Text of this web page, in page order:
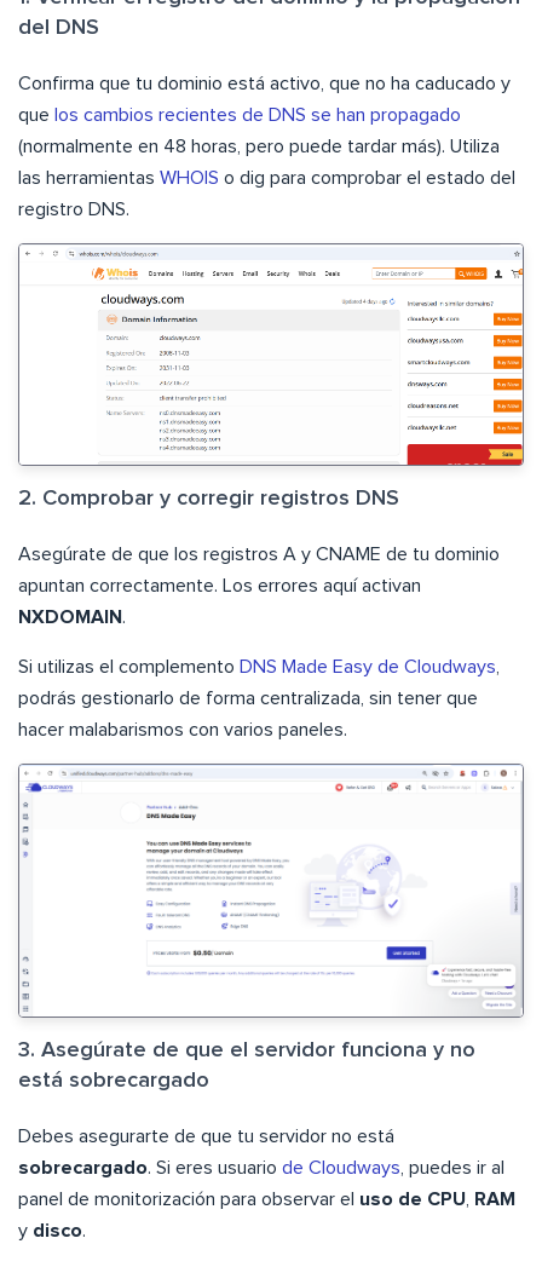
del DNS
Confirma que tu dominio está activo, que no ha caducado y
que los cambios recientes de DNS se han propagado
(normalmente en 48 horas, pero puede tardar más). Utiliza
las herramientas WHOIS o dig para comprobar el estado del
registro DNS.
2. Comprobar y corregir registros DNS
Asegúrate de que los registros A y CNAME de tu dominio
apuntan correctamente. Los errores aquí activan
NXDOMAIN .
Si utilizas el complemento DNS Made Easy de Cloudways
podrás gestionarlo de forma centralizada, sin tener que
hacer malabarismos con varios paneles.
3. Asegúrate de que el servidor funciona y no
está sobrecargado
Debes asegurarte de que tu servidor no está
sobrecargado. Si eres usuario de Cloudways , puedes ir al
panel de monitorización para observar el uso de CPU
RAM
y disco.